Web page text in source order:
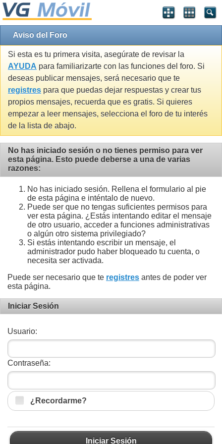
Aviso del Foro
Si esta es tu primera visita, asegúrate de revisar la
AYUDA para familiarizarte con las funciones del foro. Si
deseas publicar mensajes, será necesario que te
registres para que puedas dejar respuestas y crear tus
propios mensajes, recuerda que es gratis. Si quieres
empezar a leer mensajes, selecciona el foro de tu interés
de la lista de abajo.
No has iniciado sesión o no tienes permiso para ver
esta página. Esto puede deberse a una de varias
razones:
No has iniciado sesión. Rellena el formulario al pie
de esta página e inténtalo de nuevo.
Puede ser que no tengas suficientes permisos para
ver esta página. ¿Estás intentando editar el mensaje
de otro usuario, acceder a funciones administrativas
o algún otro sistema privilegiado?
Si estás intentando escribir un mensaje, el
administrador pudo haber bloqueado tu cuenta, o
necesita ser activada.
Puede ser necesario que te registres antes de poder ver
esta página.
Iniciar Sesión
Usuario:
Contraseña:
¿Recordarme?
Iniciar Sesión